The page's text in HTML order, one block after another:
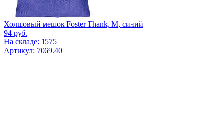
Холщовый мешок Foster Thank, M, синий
94 руб.
На складе: 1575
Артикул: 7069.40